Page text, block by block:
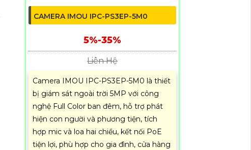
CAMERA IMOU IPC-PS3EP-5M0
5%-35%
Liên Hệ
Camera IMOU IPC-PS3EP-5M0 là thiết
bị giám sát ngoài trời 5MP với công
nghệ Full Color ban đêm, hỗ trợ phát
hiện con người và phương tiện, tích
hợp mic và loa hai chiều, kết nối PoE
tiện lợi, phù hợp cho gia đình, cửa hàng